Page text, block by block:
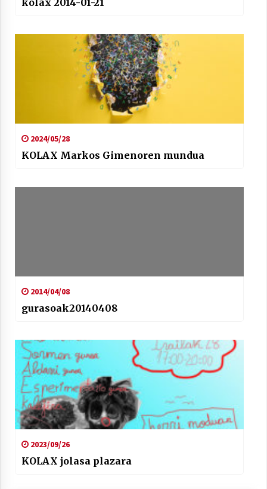
kolax 2014-01-21
2024/05/28
KOLAX Markos Gimenoren mundua
2014/04/08
gurasoak20140408
2023/09/26
KOLAX jolasa plazara